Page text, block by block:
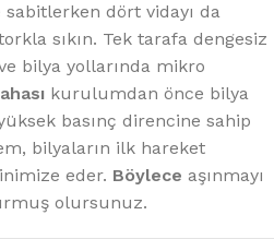
dört vidayı da
sıkın. Tek tarafa dengesiz
bilya yollarında mikro
kurulumdan önce bilya
basınç direncine sahip
bilyaların ilk hareket
eder. Böylece aşınmayı
olursunuz.